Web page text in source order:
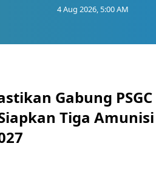
4 Aug 2026, 5:00 AM
Gabung PSGC
Tiga Amunisi